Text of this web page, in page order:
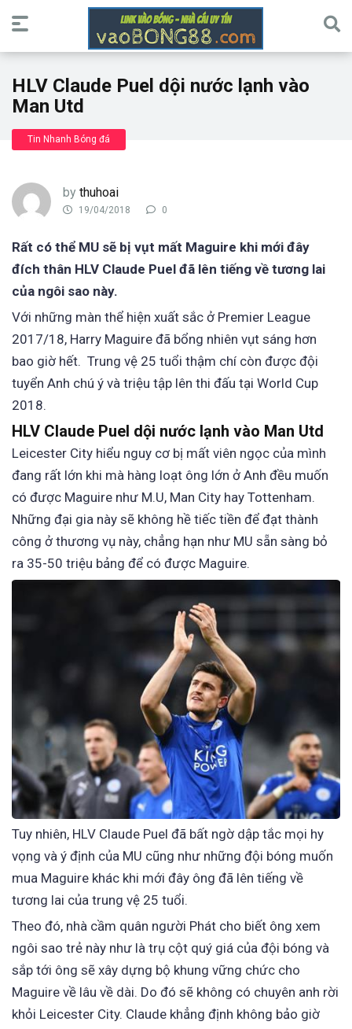
HLV Claude Puel dội nước lạnh vào
Man Utd
Tin Nhanh Bóng đá
by thuhoai
19/04/2018 0
Rất có thể MU sẽ bị vụt mất Maguire khi mới đây
đích thân HLV Claude Puel đã lên tiếng về tương lai
của ngôi sao này.
Với những màn thể hiện xuất sắc ở Premier League
2017/18, Harry Maguire đã bổng nhiên vụt sáng hơn
bao giờ hết. Trung vệ 25 tuổi thậm chí còn được đội
tuyển Anh chú ý và triệu tập lên thi đấu tại World Cup
2018.
HLV Claude Puel dội nước lạnh vào Man Utd
Leicester City hiểu nguy cơ bị mất viên ngọc của mình
đang rất lớn khi mà hàng loạt ông lớn ở Anh đều muốn
có được Maguire như M.U, Man City hay Tottenham.
Những đại gia này sẽ không hề tiếc tiền để đạt thành
công ở thương vụ này, chẳng hạn như MU sẵn sàng bỏ
ra 35-50 triệu bảng để có được Maguire.
Tuy nhiên, HLV Claude Puel đã bất ngờ dập tắc mọi hy
vọng và ý định của MU cũng như những đội bóng muốn
mua Maguire khác khi mới đây ông đã lên tiếng về
tương lai của trung vệ 25 tuổi.
Theo đó, nhà cầm quân người Phát cho biết ông xem
ngôi sao trẻ này như là trụ cột quý giá của đội bóng và
sắp tới ông sẽ xây dựng bộ khung vững chức cho
Maguire về lâu về dài. Do đó sẽ không có chuyên anh rời
khỏi Leicester City. Claude khẳng định không bảo giờ